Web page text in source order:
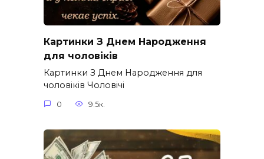
Картинки З Днем Народження
для чоловіків​
Картинки З Днем Народження для
чоловіків​ Чоловічі
0 9.5к.